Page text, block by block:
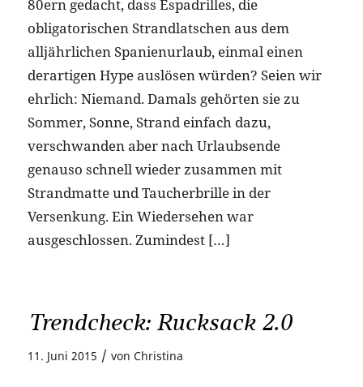
80ern gedacht, dass Espadrilles, die
obligatorischen Strandlatschen aus dem
alljährlichen Spanienurlaub, einmal einen
derartigen Hype auslösen würden? Seien wir
ehrlich: Niemand. Damals gehörten sie zu
Sommer, Sonne, Strand einfach dazu,
verschwanden aber nach Urlaubsende
genauso schnell wieder zusammen mit
Strandmatte und Taucherbrille in der
Versenkung. Ein Wiedersehen war
ausgeschlossen. Zumindest […]
Trendcheck: Rucksack 2.0
11. Juni 2015 / von Christina